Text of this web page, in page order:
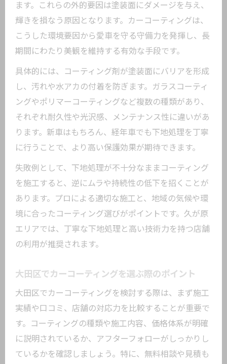
程
カーコーティング専門店の技術力を見極
める
長期間輝くカーコーティングの秘訣を解
説
愛車の美観維持に効くコーティング方法
とは
雨や汚れ対策に最適なカーコーティング法
汚れに強いカーコーティングの特徴とは
大田区の環境に合うコーティング法を解
防汚性の高いカーコーティングで差をつ
美観維持なら高機能コーティングがおすすめ
高機能カーコーティングで美観を長持ち
愛車の艶を守るコーティング選びのコツ
大田区で人気の高機能カーコーティング
とは
本格派も納得の美観維持テクニック解説
ます。これらの外的要因は塗装面にダメージを与え、
輝きを損なう原因となります。カーコーティングは、
こうした環境要因から愛車を守る守備力を発揮し、長
期間にわたり美観を維持する有効な手段です。
具体的には、コーティング剤が塗装面にバリアを形成
し、汚れや水アカの付着を防ぎます。ガラスコーティ
ングやポリマーコーティングなど複数の種類があり、
それぞれ耐久性や光沢感、メンテナンス性に違いがあ
ります。新車はもちろん、経年車でも下地処理を丁寧
に行うことで、より高い保護効果が期待できます。
失敗例として、下地処理が不十分なままコーティング
を施工すると、逆にムラや持続性の低下を招くことが
あります。プロによる適切な施工と、地域の気候や環
境に合ったコーティング選びがポイントです。久が原
エリアでは、丁寧な下地処理と高い技術力を持つ店舗
の利用が推奨されます。
大田区でカーコーティングを選ぶ際のポイント
大田区でカーコーティングを検討する際は、まず施工
実績や口コミ、店舗の対応力を比較することが重要で
す。コーティングの種類や施工内容、価格体系が明確
に説明されているか、アフターフォローがしっかりし
ているかを確認しましょう。特に、無料相談や見積も